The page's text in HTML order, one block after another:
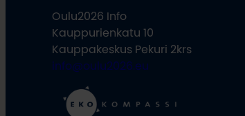
Oulu2026 Info
Kauppurienkatu 10
Kauppakeskus Pekuri 2krs
info@oulu2026.eu